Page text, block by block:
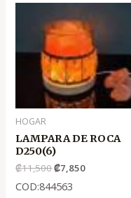
HOGAR
LAMPARA DE ROCA
D250(6)
₡11,500
precio
original
era:
.
₡11,500
₡7,850
precio
actual
es:
.
₡7,850
COD:844563